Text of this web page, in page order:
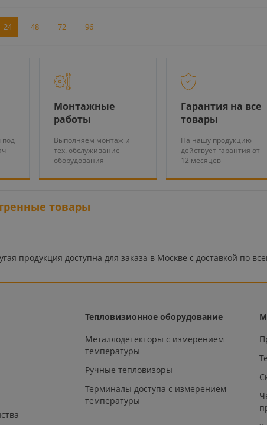
24 48 72 96
под
Монтажные
работы
Выполняем монтаж и
тех. обслуживание
оборудования
Гарантия на все
товары
На нашу продукцию
действует гарантия от
12 месяцев
товары
продукция доступна для заказа в Москве с доставкой по
Тепловизионное оборудование
Металлодетекторы с измерением
температуры
Ручные тепловизоры
Терминалы доступа с измерением
температуры